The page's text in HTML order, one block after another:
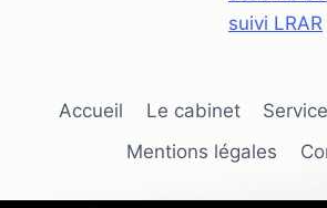
suivi LRAR
Accueil Le cabinet
Mentions légales